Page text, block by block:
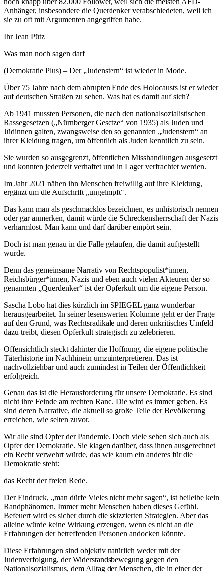
Anhänger, insbesondere die Querdenker verabschiedeten, weil ich
sie zu oft mit Argumenten angegriffen habe.
Ihr Jean Pütz
Was man noch sagen darf
(Demokratie Plus) – Der „Judenstern“ ist wieder in Mode.
Über 75 Jahre nach dem abrupten Ende des Holocausts ist er wieder
auf deutschen Straßen zu sehen. Was hat es damit auf sich?
Ab 1941 mussten Personen, die nach den nationalsozialistischen
Rassegesetzen („Nürnberger Gesetze“ von 1935) als Juden und
Jüdinnen galten, zwangsweise den so genannten „Judenstern“ an
ihrer Kleidung tragen, um öffentlich als Juden kenntlich zu sein.
Sie wurden so ausgegrenzt, öffentlichen Misshandlungen ausgesetzt
und konnten jederzeit verhaftet und in Lager verfrachtet werden.
Im Jahr 2021 nähen ihn Menschen freiwillig auf ihre Kleidung,
ergänzt um die Aufschrift „ungeimpft“.
Das kann man als geschmacklos bezeichnen, es unhistorisch nennen
oder gar anmerken, damit würde die Schreckensherrschaft der Nazis
verharmlost. Man kann und darf darüber empört sein.
Doch ist man genau in die Falle gelaufen, die damit aufgestellt
wurde.
Denn das gemeinsame Narrativ von Rechtspopulist*innen,
Reichsbürger*innen, Nazis und eben auch vielen Akteuren der so
genannten „Querdenker“ ist der Opferkult um die eigene Person.
Sascha Lobo hat dies kürzlich im SPIEGEL ganz wunderbar
herausgearbeitet. In seiner lesenswerten Kolumne geht er der Frage
auf den Grund, was Rechtsradikale und deren unkritisches Umfeld
dazu treibt, diesen Opferkult strategisch zu zelebrieren.
Offensichtlich steckt dahinter die Hoffnung, die eigene politische
Täterhistorie im Nachhinein umzuinterpretieren. Das ist
nachvollziehbar und auch zumindest in Teilen der Öffentlichkeit
erfolgreich.
Genau das ist die Herausforderung für unsere Demokratie. Es sind
nicht ihre Feinde am rechten Rand. Die wird es immer geben. Es
sind deren Narrative, die aktuell so große Teile der Bevölkerung
erreichen, wie selten zuvor.
Wir alle sind Opfer der Pandemie. Doch viele sehen sich auch als
Opfer der Demokratie. Sie klagen darüber, dass ihnen ausgerechnet
ein Recht verwehrt würde, das wie kaum ein anderes für die
Demokratie steht:
das Recht der freien Rede.
Der Eindruck, „man dürfe Vieles nicht mehr sagen“, ist beileibe kein
Randphänomen. Immer mehr Menschen haben dieses Gefühl.
Befeuert wird es sicher durch die skizzierten Strategien. Aber das
alleine würde keine Wirkung erzeugen, wenn es nicht an die
Erfahrungen der betreffenden Personen andocken könnte.
Diese Erfahrungen sind objektiv natürlich weder mit der
Judenverfolgung, der Widerstandsbewegung gegen den
Nationalsozialismus, dem Alltag der Menschen, die in einer der